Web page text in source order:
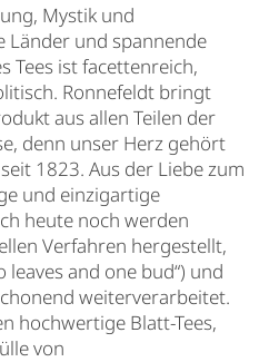
Mystik und
Länder und spannende
Tees ist facettenreich,
Ronnefeldt bringt
aus allen Teilen der
denn unser Herz gehört
1823. Aus der Liebe zum
und einzigartige
heute noch werden
Verfahren hergestellt,
and one bud“) und
weiterverarbeitet.
hochwertige Blatt-Tees,
von